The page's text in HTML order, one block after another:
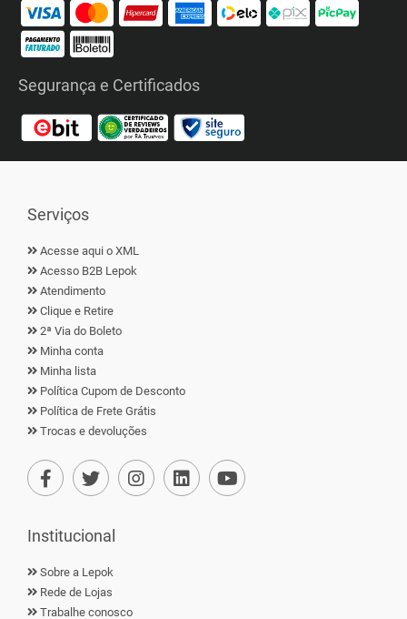
Segurança e Certificados
Serviços
Acesse aqui o XML
Acesso B2B Lepok
Atendimento
Clique e Retire
2ª Via do Boleto
Minha conta
Minha lista
Política Cupom de Desconto
Política de Frete Grátis
Trocas e devoluções
Institucional
Sobre a Lepok
Rede de Lojas
Trabalhe conosco